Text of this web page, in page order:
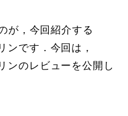
が，今回紹介する
ンです．今回は，
ンのレビューを公開し